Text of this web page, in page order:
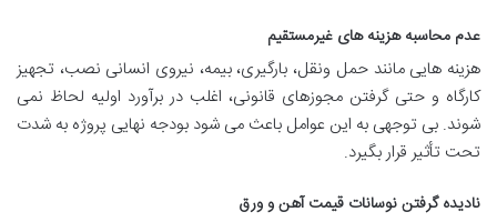
عدم محاسبه هزینه های غیرمستقیم
هزینه هایی مانند حمل ونقل، بارگیری، بیمه، نیروی انسانی نصب، تجهیز
کارگاه و حتی گرفتن مجوزهای قانونی، اغلب در برآورد اولیه لحاظ نمی
شوند. بی توجهی به این عوامل باعث می شود بودجه نهایی پروژه به شدت
تحت تأثیر قرار بگیرد.
نادیده گرفتن نوسانات قیمت آهن و ورق